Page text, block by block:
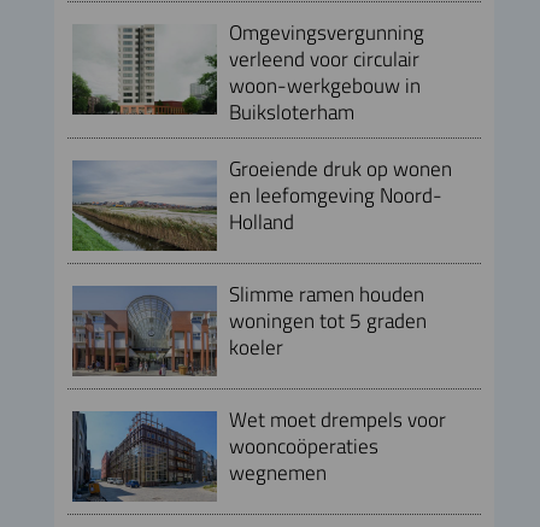
Omgevingsvergunning
verleend voor circulair
woon-werkgebouw in
Buiksloterham
Groeiende druk op wonen
en leefomgeving Noord-
Holland
Slimme ramen houden
woningen tot 5 graden
koeler
Wet moet drempels voor
wooncoöperaties
wegnemen